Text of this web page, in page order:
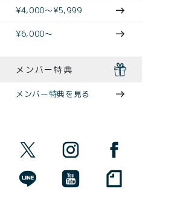
¥4,000〜¥5,999
¥6,000〜
メンバー特典
メンバー特典を見る